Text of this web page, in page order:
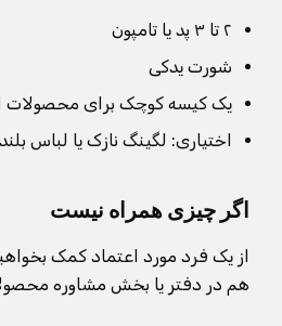
۲ تا ۳ پد یا تامپون
شورت یدکی
یک کیسه کوچک برای محصولات
اختیاری: لگینگ نازک یا لباس
اگر چیزی همراه نیست
از یک فرد مورد اعتماد کمک
هم در دفتر یا بخش مشاوره